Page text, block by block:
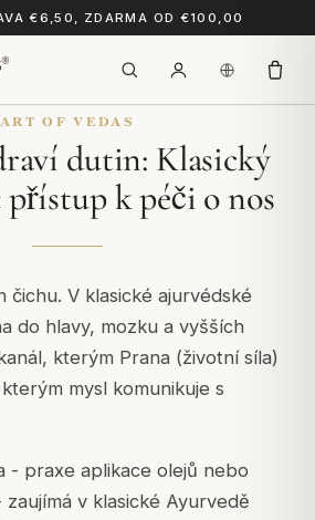
€6,50, ZDARMA OD €100,00
ART OF VEDAS
dutin: Klasický
k péči o nos
čichu. V klasické ajurvédské
do hlavy, mozku a vyšších
kterým Prana (životní síla)
mysl komunikuje s
- praxe aplikace olejů nebo
v klasické Ayurvedě